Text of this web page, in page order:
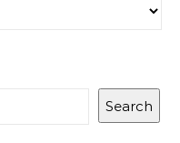
Search